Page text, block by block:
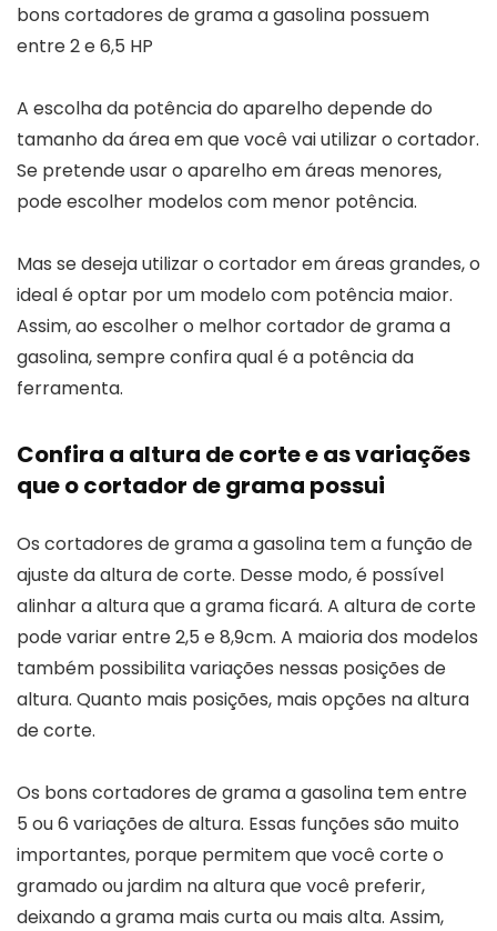
bons cortadores de grama a gasolina possuem
entre 2 e 6,5 HP
A escolha da potência do aparelho depende do
tamanho da área em que você vai utilizar o cortador.
Se pretende usar o aparelho em áreas menores,
pode escolher modelos com menor potência.
Mas se deseja utilizar o cortador em áreas grandes, o
ideal é optar por um modelo com potência maior.
Assim, ao escolher o melhor cortador de grama a
gasolina, sempre confira qual é a potência da
ferramenta.
Confira a altura de corte e as variações
que o cortador de grama possui
Os cortadores de grama a gasolina tem a função de
ajuste da altura de corte. Desse modo, é possível
alinhar a altura que a grama ficará. A altura de corte
pode variar entre 2,5 e 8,9cm. A maioria dos modelos
também possibilita variações nessas posições de
altura. Quanto mais posições, mais opções na altura
de corte.
Os bons cortadores de grama a gasolina tem entre
5 ou 6 variações de altura. Essas funções são muito
importantes, porque permitem que você corte o
gramado ou jardim na altura que você preferir,
deixando a grama mais curta ou mais alta. Assim,